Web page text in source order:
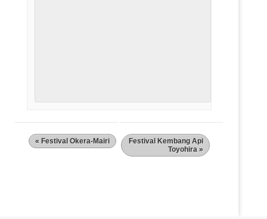
« Festival Okera-Mairi
Festival Kembang Api
Toyohira »